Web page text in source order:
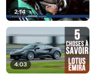
2:14
4:03